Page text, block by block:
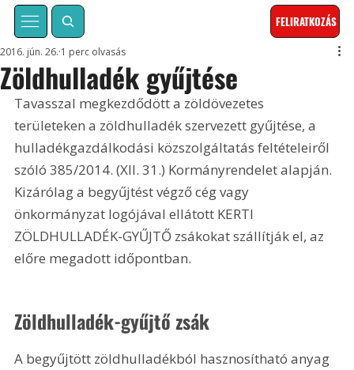
FELIRATKOZÁS
Zöldhulladék gyűjtése
2016. jún. 26. 1 perc olvasás
Tavasszal megkezdődött a zöldövezetes
területeken a zöldhulladék szervezett gyűjtése, a
hulladékgazdálkodási közszolgáltatás feltételeiről
szóló 385/2014. (XII. 31.) Kormányrendelet alapján.
Kizárólag a begyűjtést végző cég vagy
önkormányzat logójával ellátott KERTI
ZÖLDHULLADÉK-GYŰJTŐ zsákokat szállítják el, az
előre megadott időpontban.
Zöldhulladék-gyűjtő zsák
A begyűjtött zöldhulladékból hasznosítható anyag